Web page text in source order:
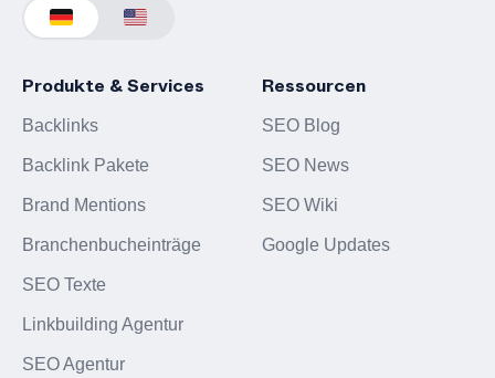
Produkte & Services
Backlinks
Backlink Pakete
Brand Mentions
Branchenbucheinträge
SEO Texte
Linkbuilding Agentur
SEO Agentur
Ressourcen
SEO Blog
SEO News
SEO Wiki
Google Updates